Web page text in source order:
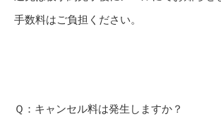
手数料はご負担ください。
Ｑ：キャンセル料は発生しますか？